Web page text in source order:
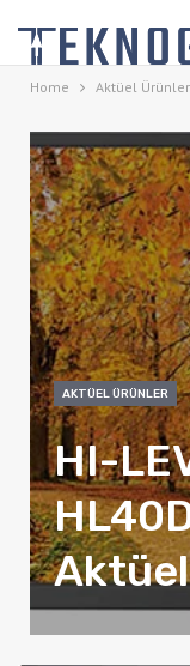
Home Aktüel Ürünler
AKTÜEL ÜRÜNLER
HI-